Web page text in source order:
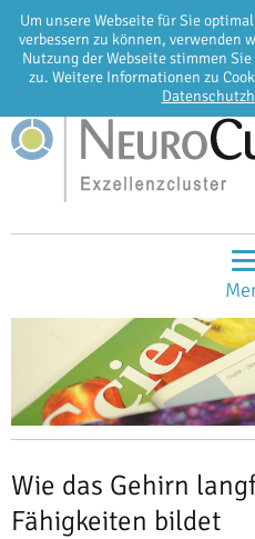
Um unsere Webseite für Sie
verbessern zu können, verwenden
Nutzung der Webseite stimmen
zu. Weitere Informationen zu
EN DE
Wie das Gehirn
Fähigkeiten bildet